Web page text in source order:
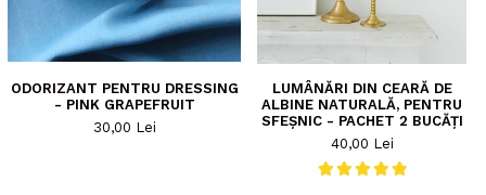
ODORIZANT PENTRU DRESSING
- PINK GRAPEFRUIT
30,00 Lei
LUMÂNĂRI DIN CEARĂ DE
ALBINE NATURALĂ, PENTRU
SFEȘNIC - PACHET 2 BUCĂȚI
40,00 Lei